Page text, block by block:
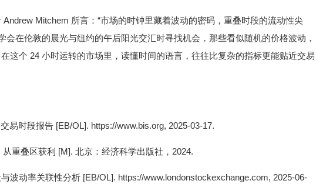
Mitchem 所言：“市场的时钟里藏着波动的密码，重叠时段的流动性尖
会在伦敦的晨光与纽约的午后阳光交汇时寻找机会，那些看似随机的价格波动，
这个 24 小时运转的市场里，读懂时间的语言，往往比复杂的指标更能贴近交易
易时段报告 [EB/OL]. https://www.bis.org, 2025-03-17.
重叠区获利 [M]. 北京：经济科学出版社，2024.
波动率关联性分析 [EB/OL]. https://www.londonstockexchange.com, 2025-06-